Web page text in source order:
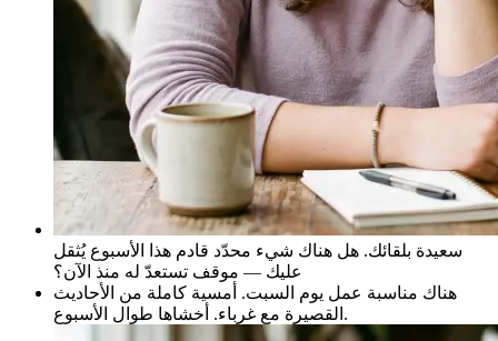
سعيدة بلقائك. هل هناك شيء محدّد قادم هذا الأسبوع يُثقل
عليك — موقف تستعدّ له منذ الآن؟
هناك مناسبة عمل يوم السبت. أمسية كاملة من الأحاديث
القصيرة مع غرباء. أخشاها طوال الأسبوع.